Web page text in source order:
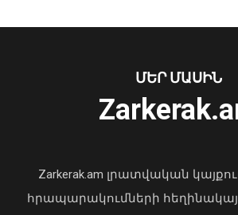
Նիդերլանդներում
«Պարտվեցինք դաժան
04 Օգոստոս, 2026 19:12
ՄԵՐ ՄԱՍԻՆ
Zarkerak.am լրատվական
հրապարակումների